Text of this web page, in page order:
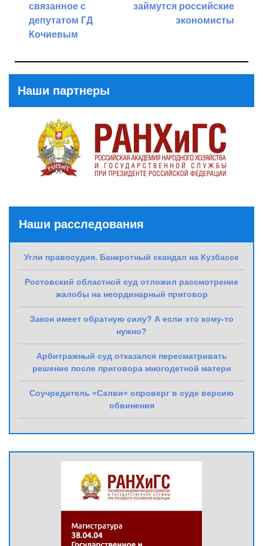
связанное с
депутатом ГД
Кочиевым
займутся российские
экономисты
Наши партнеры
Наши расследования
Угли правосудия. Банкротный скандал на Кузбассе
Ростовский областной суд отложил рассмотрение
жалобы на неординарный приговор
Закон имеет обратную силу? А если это кому-то
нужно?
Арбитражный суд отказался пересматривать
решение после приговора многодетной матери
Соучредитель «Сэлви» опроверг в суде версию
обвинения